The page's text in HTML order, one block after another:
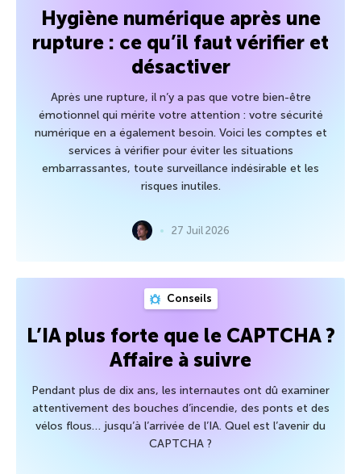
Hygiène numérique après une
rupture : ce qu’il faut vérifier et
désactiver
Après une rupture, il n’y a pas que votre bien-être
émotionnel qui mérite votre attention : votre sécurité
numérique en a également besoin. Voici les comptes et
services à vérifier pour éviter les situations
embarrassantes, toute surveillance indésirable et les
risques inutiles.
27 Juil 2026
Conseils
L’IA plus forte que le CAPTCHA ?
Affaire à suivre
Pendant plus de dix ans, les internautes ont dû examiner
attentivement des bouches d’incendie, des ponts et des
vélos flous… jusqu’à l’arrivée de l’IA. Quel est l’avenir du
CAPTCHA ?